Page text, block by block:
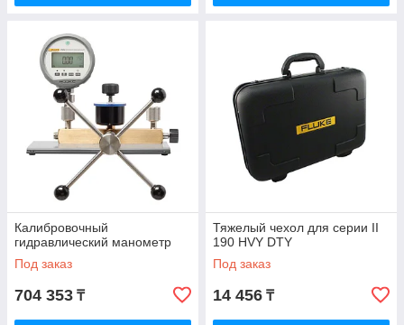
Калибровочный
гидравлический манометр
Под заказ
704 353 ₸
Тяжелый чехол для серии II
190 HVY DTY
Под заказ
14 456 ₸